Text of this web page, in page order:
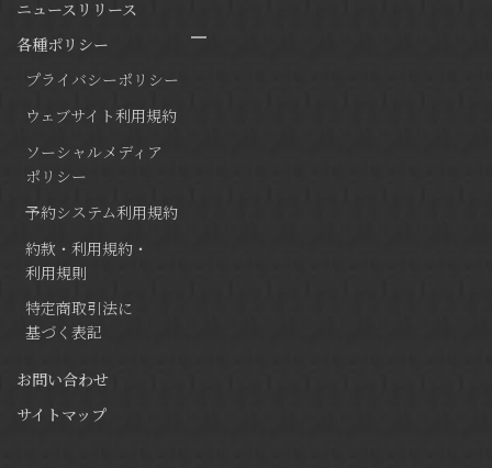
ニュースリリース
各種ポリシー
プライバシーポリシー
ウェブサイト利用規約
ソーシャルメディア
ポリシー
予約システム利用規約
約款・利用規約・
利用規則
特定商取引法に
基づく表記
お問い合わせ
サイトマップ